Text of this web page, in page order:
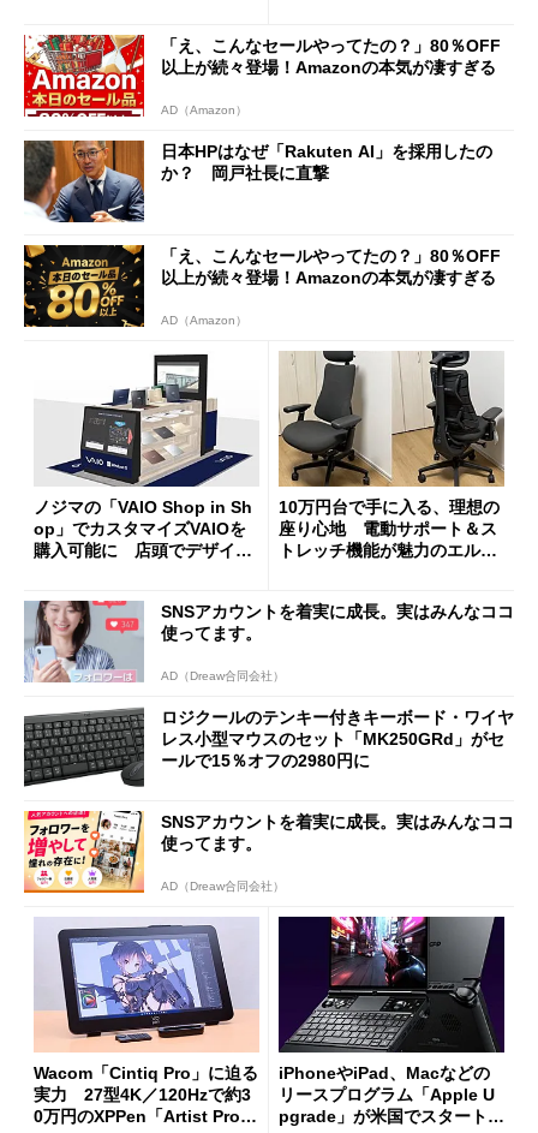
「え、こんなセールやってたの？」80％OFF
以上が続々登場！Amazonの本気が凄すぎる
AD（Amazon）
日本HPはなぜ「Rakuten AI」を採用したの
か？ 岡戸社長に直撃
「え、こんなセールやってたの？」80％OFF
以上が続々登場！Amazonの本気が凄すぎる
AD（Amazon）
ノジマの「VAIO Shop in Sh
op」でカスタマイズVAIOを
購入可能に 店頭でデザイン
10万円台で手に入る、理想の
座り心地 電動サポート＆ス
トレッチ機能が魅力のエルゴ
SNSアカウントを着実に成長。実はみんなココ
使ってます。
AD（Dreaw合同会社）
ロジクールのテンキー付きキーボード・ワイヤ
レス小型マウスのセット「MK250GRd」がセ
ールで15％オフの2980円に
SNSアカウントを着実に成長。実はみんなココ
使ってます。
AD（Dreaw合同会社）
Wacom「Cintiq Pro」に迫る
実力 27型4K／120Hzで約3
0万円のXPPen「Artist Pro 2
iPhoneやiPad、Macなどの
リースプログラム「Apple U
pgrade」が米国でスタート／